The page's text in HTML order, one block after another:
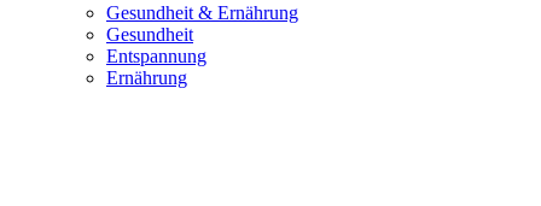
Gesundheit & Ernährung
Gesundheit
Entspannung
Ernährung